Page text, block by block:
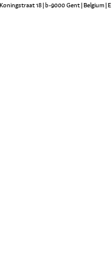
Koningstraat 18 | b-9000 Gent | Belgium | E